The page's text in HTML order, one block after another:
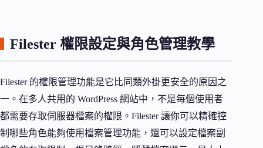
Filester 權限設定與角色管理教學
Filester 的權限管理功能是它比同類外掛更安全的原因之
一。在多人共用的 WordPress 網站中，不是每個使用者
都需要存取伺服器檔案的權限。Filester 讓你可以精確控
制哪些角色能夠使用檔案管理功能，還可以設定檔案副